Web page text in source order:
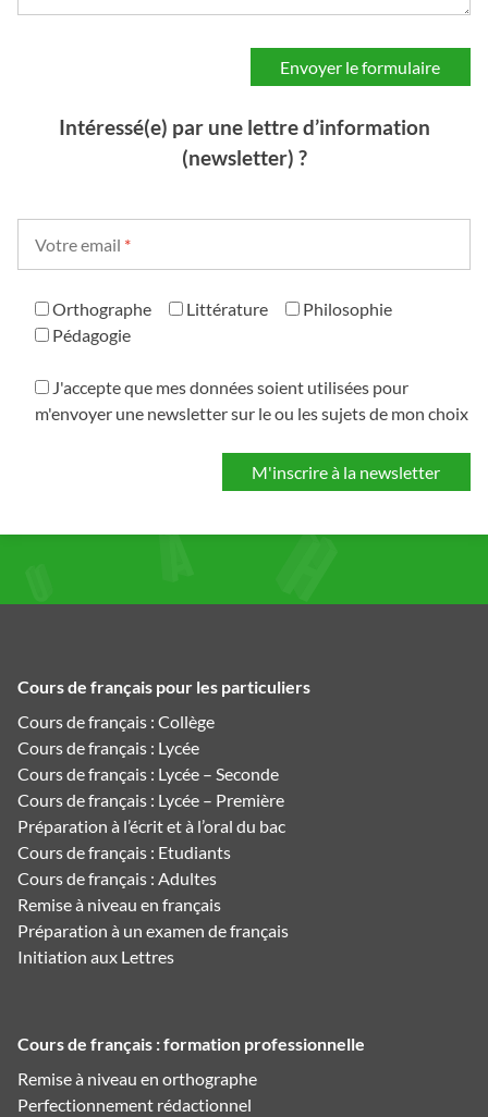
Intéressé(e) par une lettre d’information
(newsletter) ?
Votre email *
Orthographe Littérature
Philosophie
Pédagogie
J'accepte que mes données soient utilisées pour
m'envoyer une newsletter sur le ou les sujets de mon choix
Cours de français pour les particuliers
Cours de français : Collège
Cours de français : Lycée
Cours de français : Lycée – Seconde
Cours de français : Lycée – Première
Préparation à l’écrit et à l’oral du bac
Cours de français : Etudiants
Cours de français : Adultes
Remise à niveau en français
Préparation à un examen de français
Initiation aux Lettres
Cours de français : formation professionnelle
Remise à niveau en orthographe
Perfectionnement rédactionnel